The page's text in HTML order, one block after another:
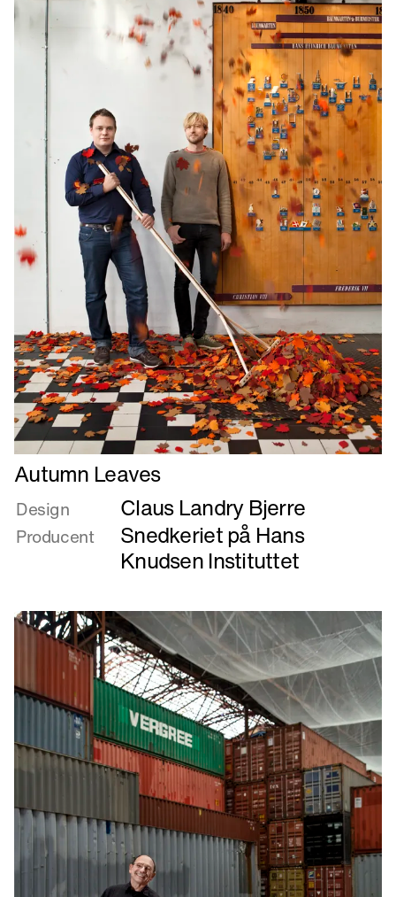
Læs
mere
om
Autumn
Leaves
Autumn Leaves
Design Claus Landry Bjerre
Producent
Snedkeriet på Hans
Knudsen Instituttet